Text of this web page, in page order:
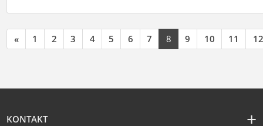
« 1 2 3 4 5 6 7 8 9 10 11 12
KONTAKT